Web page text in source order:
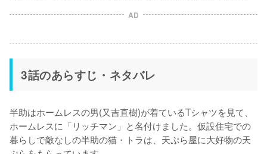
AD
3話のあらすじ・ネタバレ
半助はホームレスの男(⼜吉直樹)が着ているTシャツを見て、
ホームレスに「リッチマン」と名付けました。仮設住宅での
暮らしで敵なしの半助の猫・トラは、天ぷら屋に大好物の天